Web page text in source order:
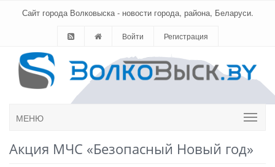
Сайт города Волковыска - новости города, района, Беларуси.
Войти Регистрация
МЕНЮ
Акция МЧС «Безопасный Новый год»